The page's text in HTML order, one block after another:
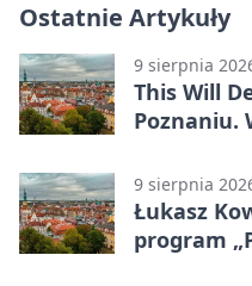
Ostatnie Artykuły
9 sierpnia
This Will
Poznaniu.
9 sierpnia
Łukasz
program